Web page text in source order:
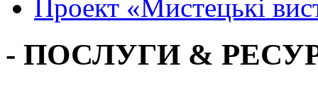
Проект «Мистецькі
- ПОСЛУГИ &